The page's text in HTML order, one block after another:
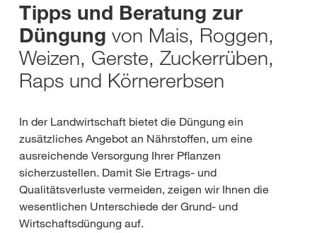
Tipps und Beratung zur
Düngung von Mais, Roggen,
Weizen, Gerste, Zuckerrüben,
Raps und Körnererbsen
In der Landwirtschaft bietet die Düngung ein
zusätzliches Angebot an Nährstoffen, um eine
ausreichende Versorgung Ihrer Pflanzen
sicherzustellen. Damit Sie Ertrags- und
Qualitätsverluste vermeiden, zeigen wir Ihnen die
wesentlichen Unterschiede der Grund- und
Wirtschaftsdüngung auf.